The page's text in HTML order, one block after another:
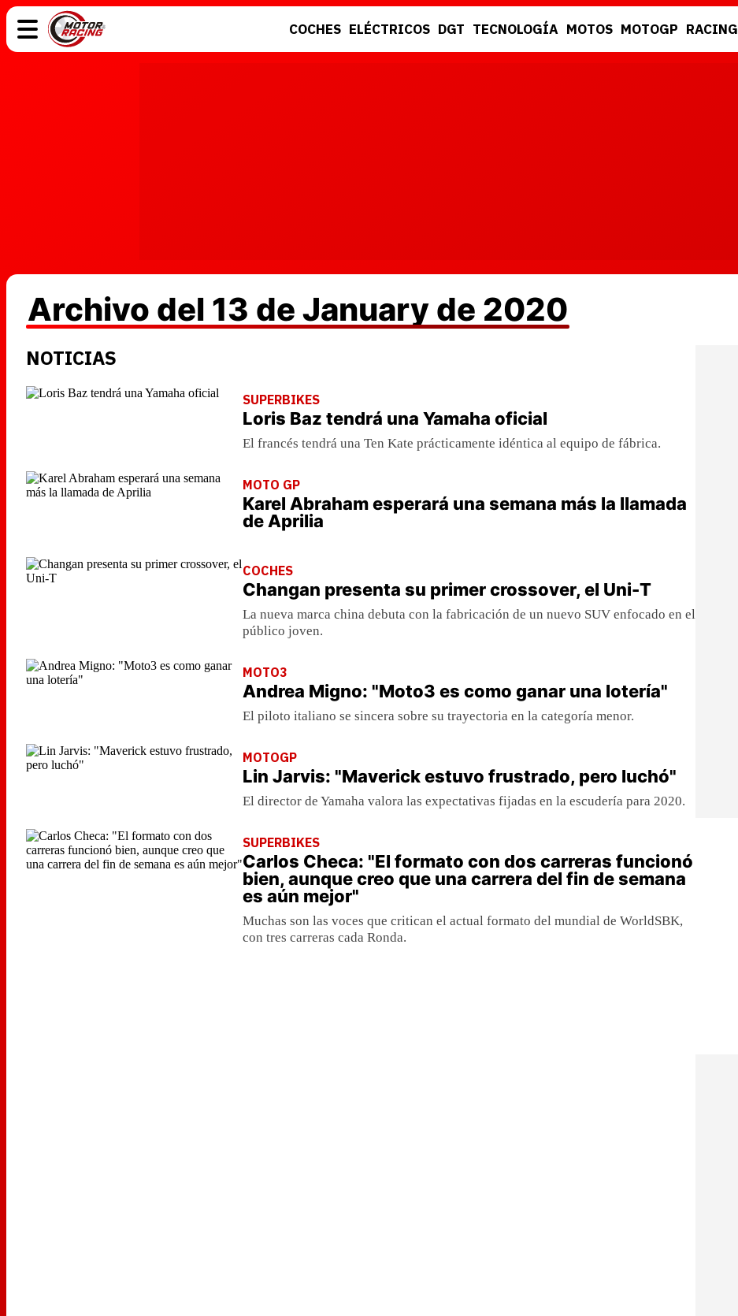
COCHES ELÉCTRICOS DGT TECNOLOGÍA MOTOS MOTOGP RACING
Archivo del 13 de January de 2020
NOTICIAS
SUPERBIKES
Loris Baz tendrá una Yamaha oficial
El francés tendrá una Ten Kate prácticamente idéntica al equipo de fábrica.
MOTO GP
Karel Abraham esperará una semana más la llamada
de Aprilia
COCHES
Changan presenta su primer crossover, el Uni-T
La nueva marca china debuta con la fabricación de un nuevo SUV enfocado en el
público joven.
MOTO3
Andrea Migno: "Moto3 es como ganar una lotería"
El piloto italiano se sincera sobre su trayectoria en la categoría menor.
MOTOGP
Lin Jarvis: "Maverick estuvo frustrado, pero luchó"
El director de Yamaha valora las expectativas fijadas en la escudería para 2020.
SUPERBIKES
Carlos Checa: "El formato con dos carreras funcionó
bien, aunque creo que una carrera del fin de semana
es aún mejor"
Muchas son las voces que critican el actual formato del mundial de WorldSBK,
con tres carreras cada Ronda.